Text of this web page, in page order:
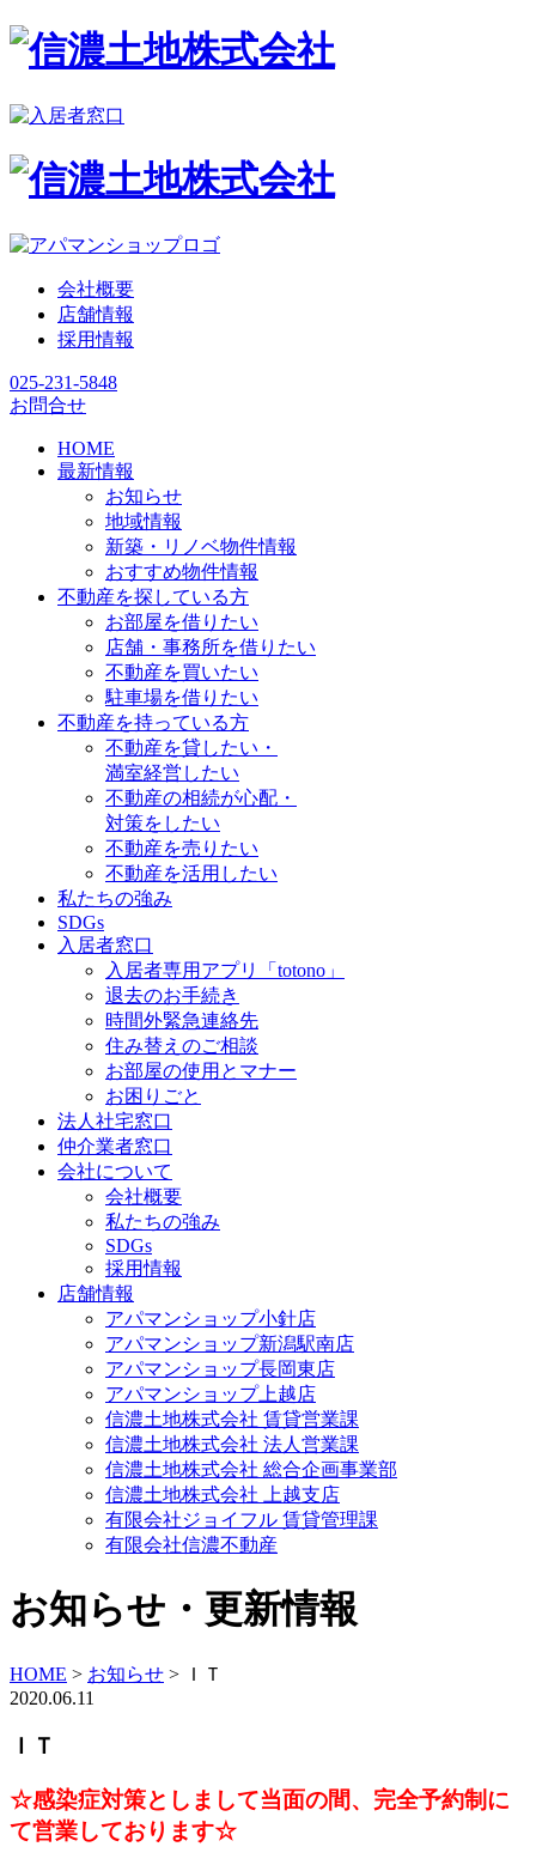
会社概要
店舗情報
採用情報
025-231-5848
お問合せ
HOME
最新情報
お知らせ
地域情報
新築・リノベ物件情報
おすすめ物件情報
不動産を探している方
お部屋を借りたい
店舗・事務所を借りたい
不動産を買いたい
駐車場を借りたい
不動産を持っている方
不動産を貸したい・
満室経営したい
不動産の相続が心配・
対策をしたい
不動産を売りたい
不動産を活用したい
私たちの強み
SDGs
入居者窓口
入居者専用アプリ「totono」
退去のお手続き
時間外緊急連絡先
住み替えのご相談
お部屋の使用とマナー
お困りごと
法人社宅窓口
仲介業者窓口
会社について
会社概要
私たちの強み
SDGs
採用情報
店舗情報
アパマンショップ小針店
アパマンショップ新潟駅南店
アパマンショップ長岡東店
アパマンショップ上越店
信濃土地株式会社 賃貸営業課
信濃土地株式会社 法人営業課
信濃土地株式会社 総合企画事業部
信濃土地株式会社 上越支店
有限会社ジョイフル 賃貸管理課
有限会社信濃不動産
お知らせ・更新情報
HOME > お知らせ >
ＩＴ
2020.06.11
ＩＴ
☆感染症対策としまして当面の間、完全予約制に
て営業しております☆